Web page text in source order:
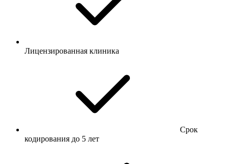
Лицензированная клиника
Срок
кодирования до 5 лет